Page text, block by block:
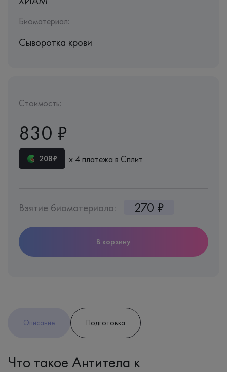
Биоматериал:
Сыворотка крови
Стоимость:
830 ₽
208₽ х 4 платежа в Сплит
Взятие биоматериала: 270 ₽
В корзину
Описание Подготовка
Что такое Антитела к